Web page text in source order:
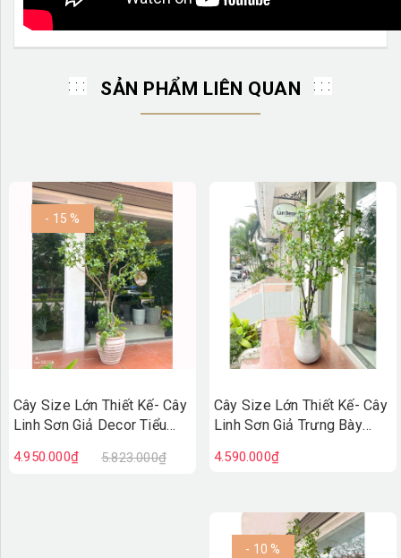
SẢN PHẨM LIÊN QUAN
- 15 %
Cây Size Lớn Thiết Kế- Cây
Linh Sơn Giả Decor Tiểu
Cầu (220cm)- CC1378
4.950.000₫ 5.823.000₫
Cây Size Lớn Thiết Kế- Cây
Linh Sơn Giả Trưng Bày
CC1251
4.590.000₫
- 10 %